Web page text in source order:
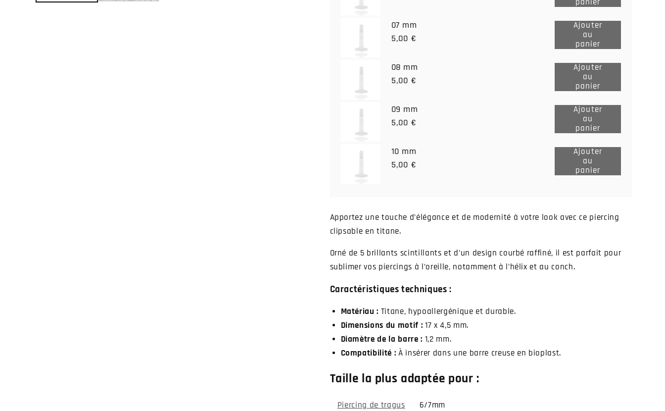
au
panier
07 mm
5,00 €
Ajouter
au
Ajouter
au
panier
08 mm
5,00 €
Ajouter
au
Ajouter
au
panier
09 mm
5,00 €
Ajouter
au
Ajouter
au
panier
10 mm
5,00 €
Ajouter
au
Ajouter
au
panier
Apportez une touche d’élégance et de modernité à votre look avec ce piercing
clipsable en titane.
Orné de 5 brillants scintillants et d’un design courbé raffiné, il est parfait pour
sublimer vos piercings à l’oreille, notamment à l’hélix et au conch.
Caractéristiques techniques :
Matériau : Titane, hypoallergénique et durable.
Dimensions du motif : 17 x 4,5 mm.
Diamètre de la barre : 1,2 mm.
Compatibilité : À insérer dans une barre creuse en bioplast.
Taille la plus adaptée pour :
Piercing de tragus
6/7mm